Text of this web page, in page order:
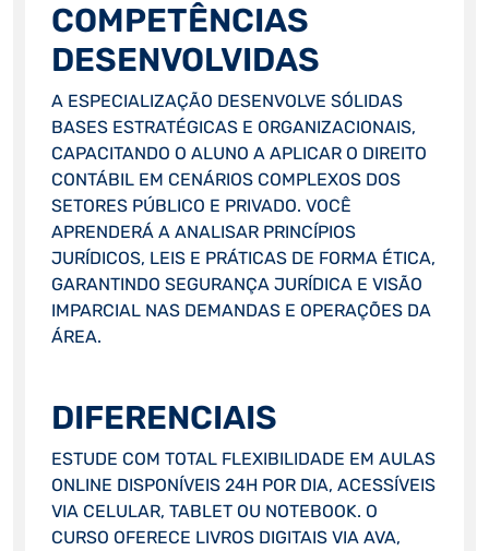
COMPETÊNCIAS
DESENVOLVIDAS
A ESPECIALIZAÇÃO DESENVOLVE SÓLIDAS
BASES ESTRATÉGICAS E ORGANIZACIONAIS,
CAPACITANDO O ALUNO A APLICAR O DIREITO
CONTÁBIL EM CENÁRIOS COMPLEXOS DOS
SETORES PÚBLICO E PRIVADO. VOCÊ
APRENDERÁ A ANALISAR PRINCÍPIOS
JURÍDICOS, LEIS E PRÁTICAS DE FORMA ÉTICA,
GARANTINDO SEGURANÇA JURÍDICA E VISÃO
IMPARCIAL NAS DEMANDAS E OPERAÇÕES DA
ÁREA.
DIFERENCIAIS
ESTUDE COM TOTAL FLEXIBILIDADE EM AULAS
ONLINE DISPONÍVEIS 24H POR DIA, ACESSÍVEIS
VIA CELULAR, TABLET OU NOTEBOOK. O
CURSO OFERECE LIVROS DIGITAIS VIA AVA,